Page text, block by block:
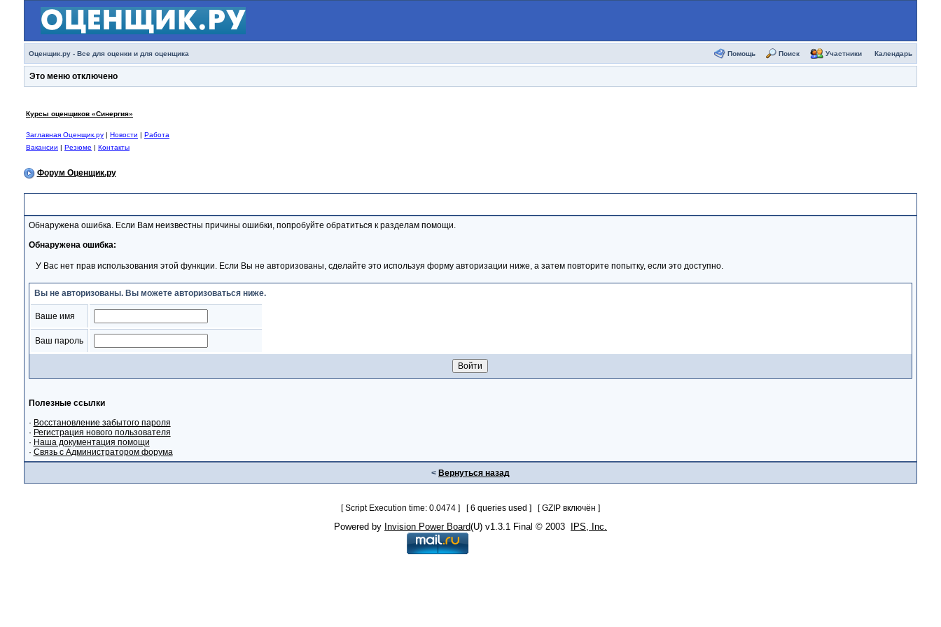
Оценщик.ру - Все для оценки и для оценщика Помощь Поиск Участники Календарь
Это меню отключено
Курсы оценщиков «Синергия»
Заглавная Оценщик.ру| Новости | Работа
Вакансии | Резюме | Контакты
Форум Оценщик.ру
Обнаружена ошибка. Если Вам неизвестны причины ошибки, попробуйте обратиться к разделам помощи.
Обнаружена ошибка:
У Вас нет прав использования этой функции. Если Вы не авторизованы, сделайте это используя форму авторизации ниже, а затем повторите попытку, если это доступно.
Вы не авторизованы. Вы можете авторизоваться ниже.
Ваше имя
Ваш пароль
Полезные ссылки
· Восстановление забытого пароля
· Регистрация нового пользователя
· Наша документация помощи
· Связь с Администратором форума
< Вернуться назад
[ Script Execution time: 0.0474 ] [ 6 queries used ] [ GZIP включён ]
Powered by Invision Power Board(U) v1.3.1 Final © 2003 IPS, Inc.